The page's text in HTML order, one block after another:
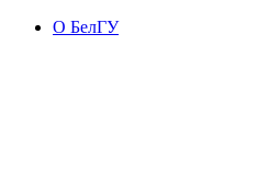
О БелГУ